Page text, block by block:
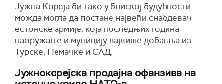
Јужна Кореја би тако у блиској будућности
можда могла да постане највећи снабдевач
естонске армије, која последњих година
наоружање и муницију највише добавља из
Турске, Немачке и САД.
Јужнокорејска продајна офанзива на